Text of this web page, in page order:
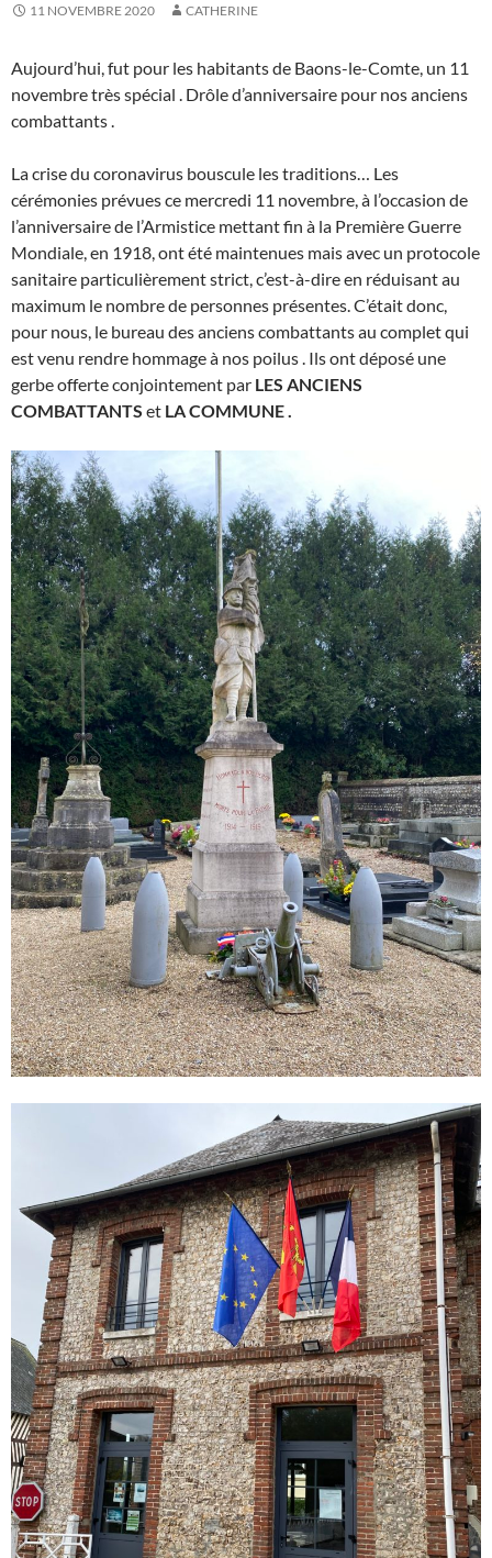
11 NOVEMBRE 2020 CATHERINE
Aujourd’hui, fut pour les habitants de Baons-le-Comte, un 11
novembre très spécial . Drôle d’anniversaire pour nos anciens
combattants .
La crise du coronavirus bouscule les traditions… Les
cérémonies prévues ce mercredi 11 novembre, à l’occasion de
l’anniversaire de l’Armistice mettant fin à la Première Guerre
Mondiale, en 1918, ont été maintenues mais avec un protocole
sanitaire particulièrement strict, c’est-à-dire en réduisant au
maximum le nombre de personnes présentes. C’était donc,
pour nous, le bureau des anciens combattants au complet qui
est venu rendre hommage à nos poilus . Ils ont déposé une
gerbe offerte conjointement par LES ANCIENS
COMBATTANTS et LA COMMUNE .